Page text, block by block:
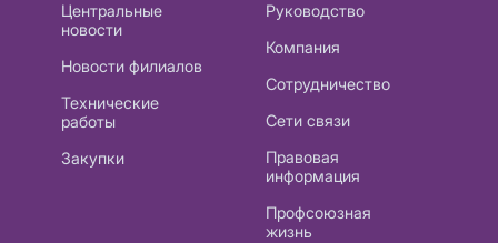
Центральные
новости
Новости филиалов
Технические
работы
Закупки
Руководство
Компания
Сотрудничество
Сети связи
Правовая
информация
Профсоюзная
жизнь